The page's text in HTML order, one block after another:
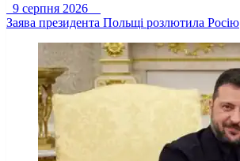
9 серпня 2026
Заява президента Польщі розлютила Росію